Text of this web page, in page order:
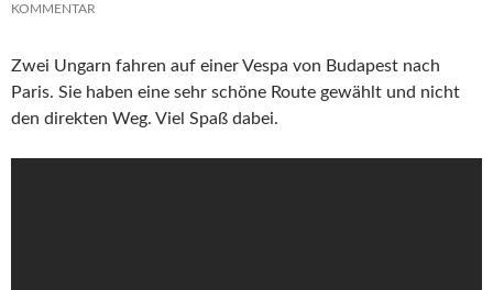
KOMMENTAR
Zwei Ungarn fahren auf einer Vespa von Budapest nach
Paris. Sie haben eine sehr schöne Route gewählt und nicht
den direkten Weg. Viel Spaß dabei.